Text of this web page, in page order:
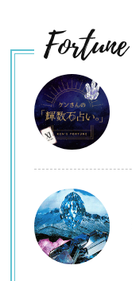
Fortune